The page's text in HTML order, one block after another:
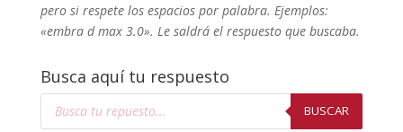
pero si respete los espacios por palabra. Ejemplos:
«embra d max 3.0». Le saldrá el respuesto que buscaba.
Busca aquí tu respuesto
Búsqueda
BUSCAR